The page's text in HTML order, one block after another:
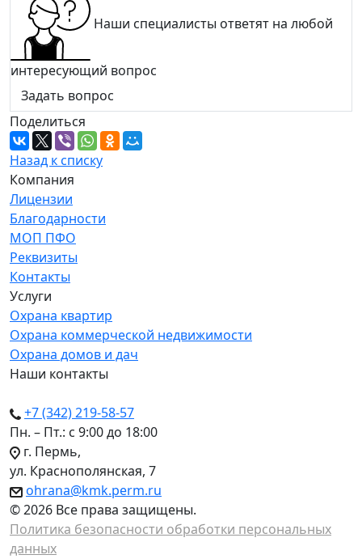
Наши специалисты ответят на любой
интересующий вопрос
Задать вопрос
Поделиться
Назад к списку
Компания
Лицензии
Благодарности
МОП ПФО
Реквизиты
Контакты
Услуги
Охрана квартир
Охрана коммерческой недвижимости
Охрана домов и дач
Наши контакты
+7 (342) 219-58-57
Пн. – Пт.: с 9:00 до 18:00
г. Пермь,
ул. Краснополянская, 7
ohrana@kmk.perm.ru
© 2026 Все права защищены.
Политика безопасности обработки персональных
данных